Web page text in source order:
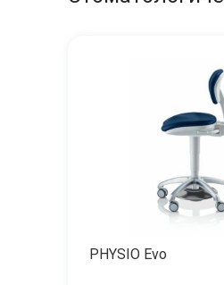
PHYSIO Evo